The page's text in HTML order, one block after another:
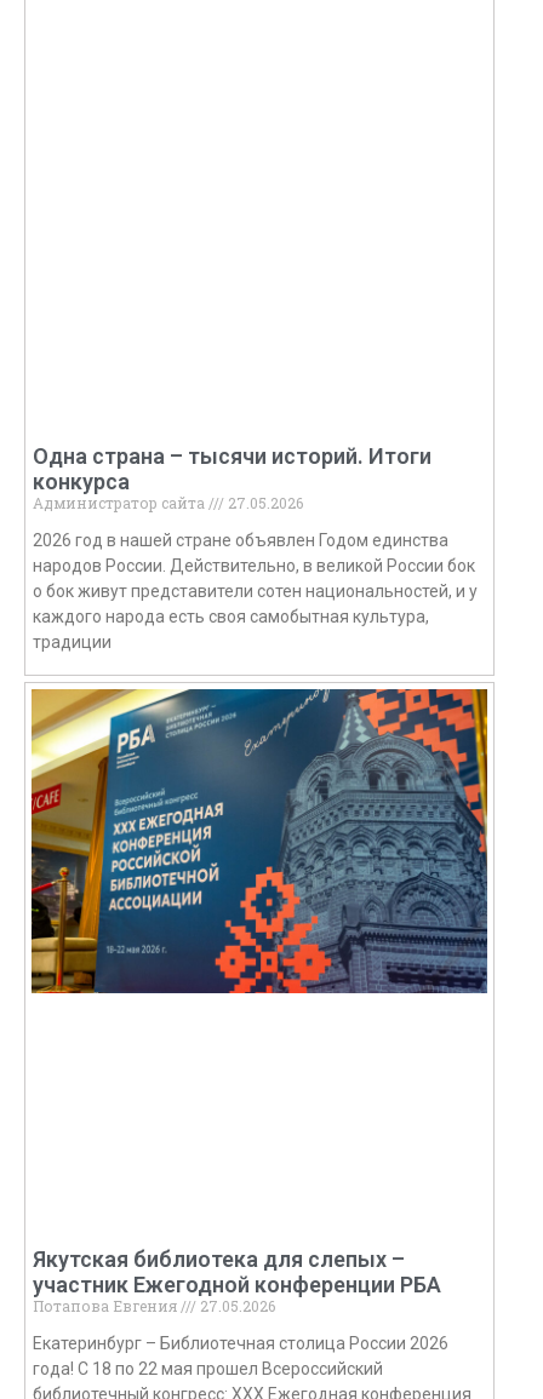
Одна страна – тысячи историй. Итоги
конкурса
Администратор сайта
27.05.2026
2026 год в нашей стране объявлен Годом единства
народов России. Действительно, в великой России бок
о бок живут представители сотен национальностей, и у
каждого народа есть своя самобытная культура,
традиции
Якутская библиотека для слепых –
участник Ежегодной конференции РБА
Потапова Евгения
27.05.2026
Екатеринбург – Библиотечная столица России 2026
года! С 18 по 22 мая прошел Всероссийский
библиотечный конгресс: XXX Ежегодная конференция